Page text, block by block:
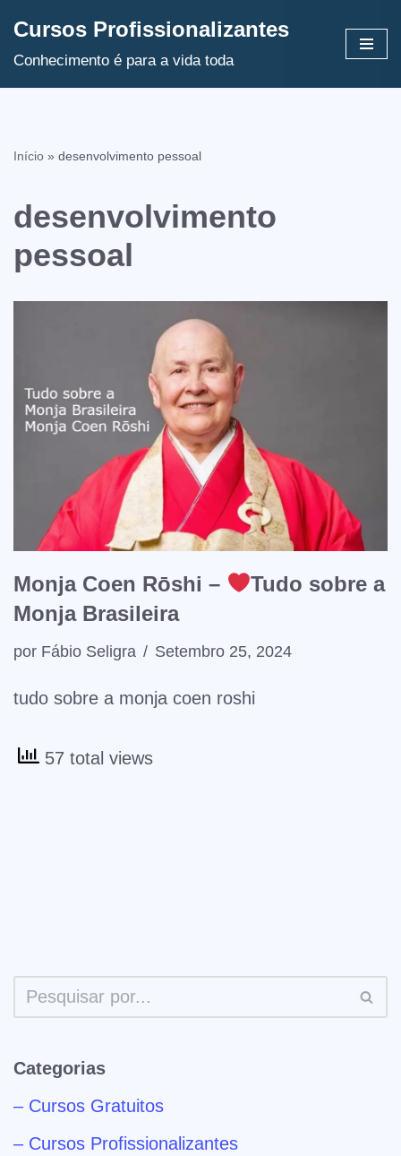
Avançar
Cursos Profissionalizantes
Conhecimento é para a vida toda
Início » desenvolvimento pessoal
desenvolvimento
pessoal
Monja Coen Rōshi –
Tudo sobre a
Monja Brasileira
por Fábio Seligra Setembro 25, 2024
tudo sobre a monja coen roshi
57 total views
Categorias
– Cursos Gratuitos
– Cursos Profissionalizantes